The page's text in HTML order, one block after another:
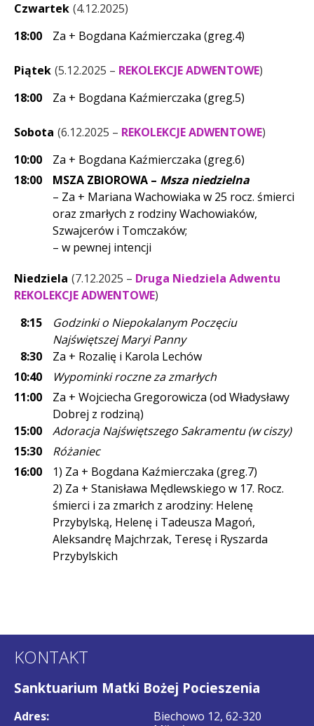
Czwartek 4.12.2025
18:00
Za + Bogdana Kaźmierczaka (greg.4)
Piątek 5.12.2025 – REKOLEKCJE ADWENTOWE
18:00
Za + Bogdana Kaźmierczaka (greg.5)
Sobota 6.12.2025 – REKOLEKCJE ADWENTOWE
10:00
Za + Bogdana Kaźmierczaka (greg.6)
18:00
MSZA ZBIOROWA – Msza niedzielna
– Za + Mariana Wachowiaka w 25 rocz. śmierci
oraz zmarłych z rodziny Wachowiaków,
Szwajcerów i Tomczaków;
– w pewnej intencji
Niedziela 7.12.2025 – Druga Niedziela Adwentu
REKOLEKCJE ADWENTOWE
8:15
Godzinki o Niepokalanym Poczęciu
Najświętszej Maryi Panny
8:30
Za + Rozalię i Karola Lechów
10:40
Wypominki roczne za zmarłych
11:00
Za + Wojciecha Gregorowicza (od Władysławy
Dobrej z rodziną)
15:00
Adoracja Najświętszego Sakramentu (w ciszy)
15:30
Różaniec
16:00
1) Za + Bogdana Kaźmierczaka (greg.7)
2) Za + Stanisława Mędlewskiego w 17. Rocz.
śmierci i za zmarłch z arodziny: Helenę
Przybylską, Helenę i Tadeusza Magoń,
Aleksandrę Majchrzak, Teresę i Ryszarda
Przybylskich
KONTAKT
Sanktuarium Matki Bożej Pocieszenia
Adres:
Biechowo 12, 62-320